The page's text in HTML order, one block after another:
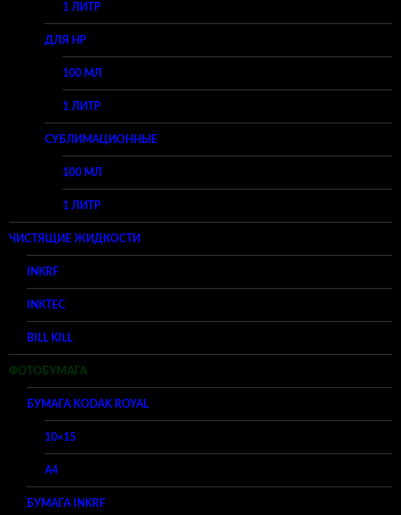
1 ЛИТР
ДЛЯ HP
100 МЛ
1 ЛИТР
СУБЛИМАЦИОННЫЕ
100 МЛ
1 ЛИТР
ЧИСТЯЩИЕ ЖИДКОСТИ
INKRF
INKTEC
BILL KILL
ФОТОБУМАГА
БУМАГА KODAK ROYAL
10×15
A4
БУМАГА INKRF